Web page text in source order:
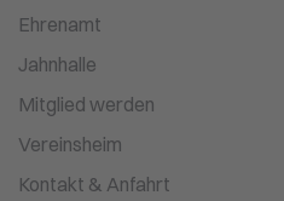
Ehrenamt
Jahnhalle
Mitglied werden
Vereinsheim
Kontakt & Anfahrt